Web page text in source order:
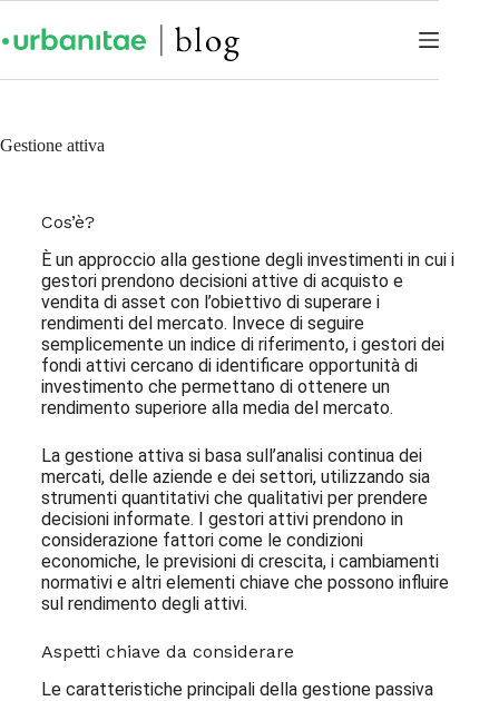
Gestione attiva
Cos’è?
È un approccio alla gestione degli investimenti in cui i
gestori prendono decisioni attive di acquisto e
vendita di asset con l’obiettivo di superare i
rendimenti del mercato. Invece di seguire
semplicemente un indice di riferimento, i gestori dei
fondi attivi cercano di identificare opportunità di
investimento che permettano di ottenere un
rendimento superiore alla media del mercato.
La gestione attiva si basa sull’analisi continua dei
mercati, delle aziende e dei settori, utilizzando sia
strumenti quantitativi che qualitativi per prendere
decisioni informate. I gestori attivi prendono in
considerazione fattori come le condizioni
economiche, le previsioni di crescita, i cambiamenti
normativi e altri elementi chiave che possono influire
sul rendimento degli attivi.
Aspetti chiave da considerare
Le caratteristiche principali della gestione passiva